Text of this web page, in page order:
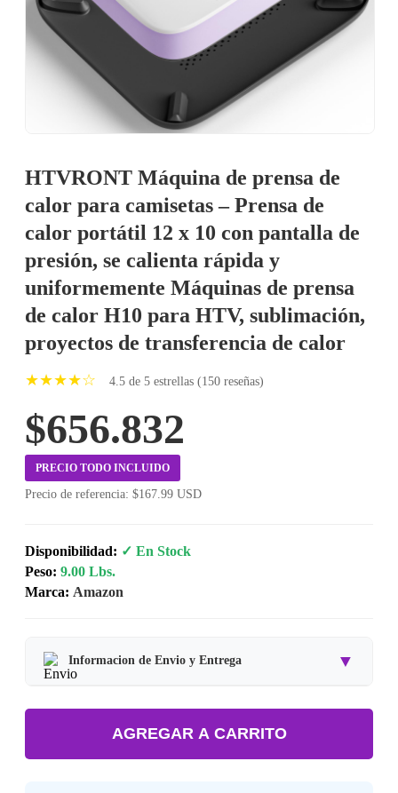
HTVRONT Máquina de prensa de
calor para camisetas – Prensa de
calor portátil 12 x 10 con pantalla de
presión, se calienta rápida y
uniformemente Máquinas de prensa
de calor H10 para HTV, sublimación,
proyectos de transferencia de calor
★★★★☆ 4.5 de 5 estrellas (150 reseñas)
$656.832
PRECIO TODO INCLUIDO
Precio de referencia: $167.99 USD
Disponibilidad: ✓ En Stock
Peso: 9.00 Lbs.
Marca: Amazon
Informacion de Envio y Entrega ▼
Tipo de producto:Producto Importado.
Tiempo de entrega:Estimado de 7 a 15 dias habiles.
AGREGAR A CARRITO